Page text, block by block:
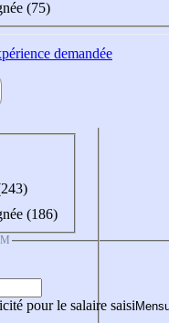
(75)
demandée
(186)
pour le salaire saisi